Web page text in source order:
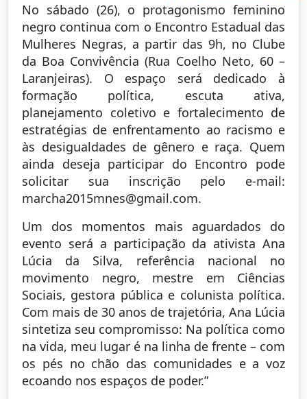
No sábado (26), o protagonismo feminino
negro continua com o Encontro Estadual das
Mulheres Negras, a partir das 9h, no Clube
da Boa Convivência (Rua Coelho Neto, 60 –
Laranjeiras). O espaço será dedicado à
formação política, escuta ativa,
planejamento coletivo e fortalecimento de
estratégias de enfrentamento ao racismo e
às desigualdades de gênero e raça. Quem
ainda deseja participar do Encontro pode
solicitar sua inscrição pelo e-mail:
marcha2015mnes@gmail.com.
Um dos momentos mais aguardados do
evento será a participação da ativista Ana
Lúcia da Silva, referência nacional no
movimento negro, mestre em Ciências
Sociais, gestora pública e colunista política.
Com mais de 30 anos de trajetória, Ana Lúcia
sintetiza seu compromisso: Na política como
na vida, meu lugar é na linha de frente – com
os pés no chão das comunidades e a voz
ecoando nos espaços de poder.”